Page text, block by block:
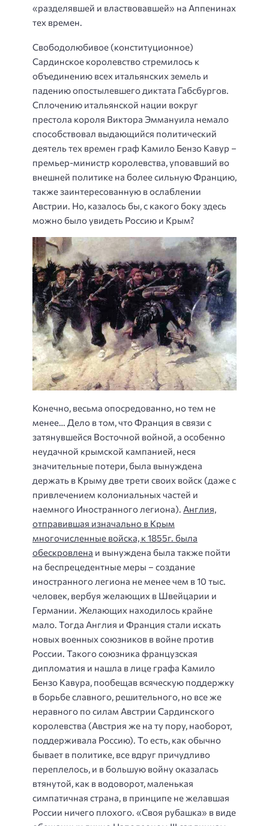
«разделявшей и властвовавшей» на Аппенинах
тех времен.
Свободолюбивое (конституционное)
Сардинское королевство стремилось к
объединению всех итальянских земель и
падению опостылевшего диктата Габсбургов.
Сплочению итальянской нации вокруг
престола короля Виктора Эммануила немало
способствовал выдающийся политический
деятель тех времен граф Камило Бензо Кавур –
премьер-министр королевства, уповавший во
внешней политике на более сильную Францию,
также заинтересованную в ослаблении
Австрии. Но, казалось бы, с какого боку здесь
можно было увидеть Россию и Крым?
Конечно, весьма опосредованно, но тем не
менее… Дело в том, что Франция в связи с
затянувшейся Восточной войной, а особенно
неудачной крымской кампанией, неся
значительные потери, была вынуждена
держать в Крыму две трети своих войск (даже с
привлечением колониальных частей и
наемного Иностранного легиона). Англия,
отправившая изначально в Крым
многочисленные войска, к 1855г. была
обескровлена и вынуждена была также пойти
на беспрецедентные меры – создание
иностранного легиона не менее чем в 10 тыс.
человек, вербуя желающих в Швейцарии и
Германии. Желающих находилось крайне
мало. Тогда Англия и Франция стали искать
новых военных союзников в войне против
России. Такого союзника французская
дипломатия и нашла в лице графа Камило
Бензо Кавура, пообещав всяческую поддержку
в борьбе славного, решительного, но все же
неравного по силам Австрии Сардинского
королевства (Австрия же на ту пору, наоборот,
поддерживала Россию). То есть, как обычно
бывает в политике, все вдруг причудливо
переплелось, и в большую войну оказалась
втянутой, как в водоворот, маленькая
симпатичная страна, в принципе не желавшая
России ничего плохого. «Своя рубашка» в виде